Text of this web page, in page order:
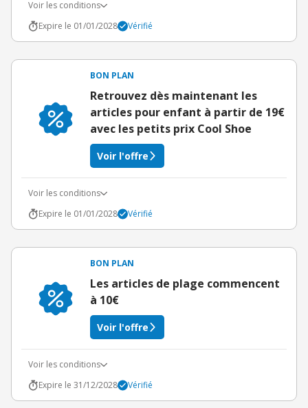
Voir les conditions
Expire le 01/01/2028
Vérifié
BON PLAN
Retrouvez dès maintenant les
articles pour enfant à partir de 19€
avec les petits prix Cool Shoe
Voir l'offre
Voir les conditions
Expire le 01/01/2028
Vérifié
BON PLAN
Les articles de plage commencent
à 10€
Voir l'offre
Voir les conditions
Expire le 31/12/2028
Vérifié